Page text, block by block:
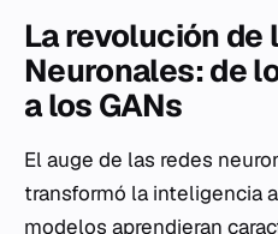
La revolución de
Neuronales: de
a los GANs
El auge de las redes
transformó la inteligencia
modelos aprendieran